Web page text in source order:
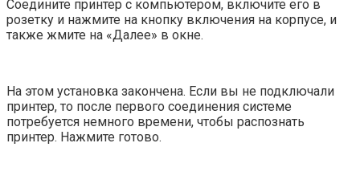
Соедините принтер с компьютером, включите его в
розетку и нажмите на кнопку включения на корпусе, и
также жмите на «Далее» в окне.
На этом установка закончена. Если вы не подключали
принтер, то после первого соединения системе
потребуется немного времени, чтобы распознать
принтер. Нажмите готово.